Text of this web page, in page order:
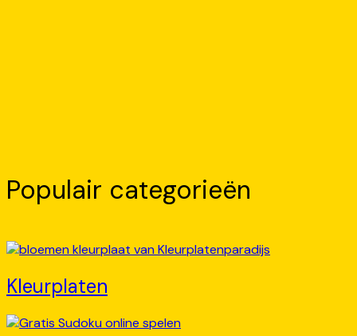
Populair categorieën
Kleurplaten